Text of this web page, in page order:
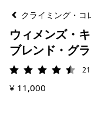
クライミング・コ
ウィメンズ・
ブレンド・グ
評価: 4.5 / 5
21
¥ 11,000